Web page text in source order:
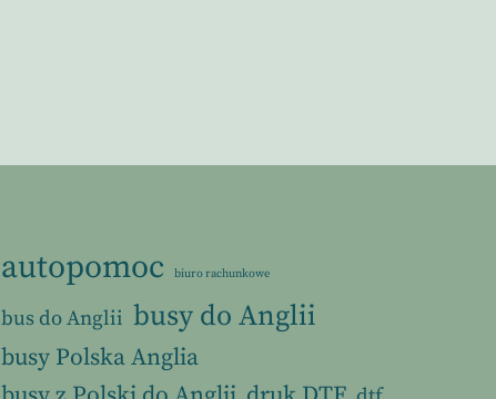
autopomoc biuro rachunkowe
bus do Anglii busy do Anglii
busy Polska Anglia